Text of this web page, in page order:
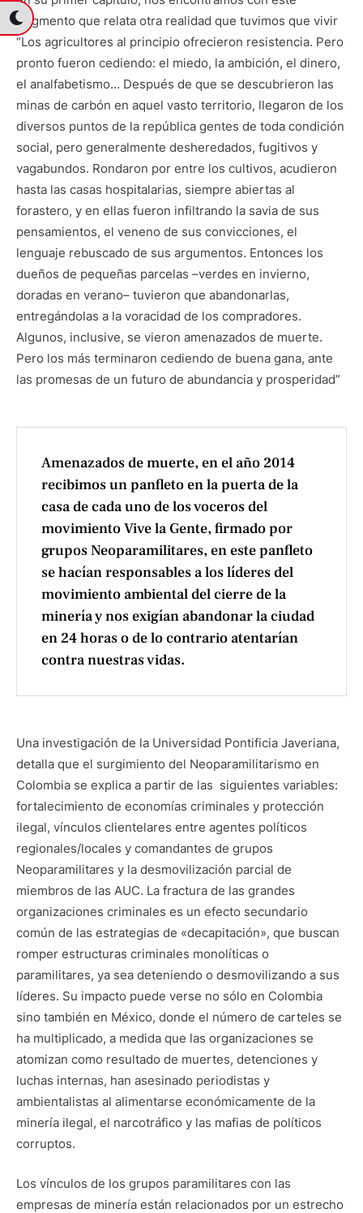
fragmento que relata otra realidad que tuvimos que vivir
“Los agricultores al principio ofrecieron resistencia. Pero
pronto fueron cediendo: el miedo, la ambición, el dinero,
el analfabetismo… Después de que se descubrieron las
minas de carbón en aquel vasto territorio, llegaron de los
diversos puntos de la república gentes de toda condición
social, pero generalmente desheredados, fugitivos y
vagabundos. Rondaron por entre los cultivos, acudieron
hasta las casas hospitalarias, siempre abiertas al
forastero, y en ellas fueron infiltrando la savia de sus
pensamientos, el veneno de sus convicciones, el
lenguaje rebuscado de sus argumentos. Entonces los
dueños de pequeñas parcelas –verdes en invierno,
doradas en verano– tuvieron que abandonarlas,
entregándolas a la voracidad de los compradores.
Algunos, inclusive, se vieron amenazados de muerte.
Pero los más terminaron cediendo de buena gana, ante
las promesas de un futuro de abundancia y prosperidad”
Amenazados de muerte, en el año 2014
recibimos un panfleto en la puerta de la
casa de cada uno de los voceros del
movimiento Vive la Gente, firmado por
grupos Neoparamilitares, en este panfleto
se hacían responsables a los líderes del
movimiento ambiental del cierre de la
minería y nos exigían abandonar la ciudad
en 24 horas o de lo contrario atentarían
contra nuestras vidas.
Una investigación de la Universidad Pontificia Javeriana,
detalla que el surgimiento del Neoparamilitarismo en
Colombia se explica a partir de las siguientes variables:
fortalecimiento de economías criminales y protección
ilegal, vínculos clientelares entre agentes políticos
regionales/locales y comandantes de grupos
Neoparamilitares y la desmovilización parcial de
miembros de las AUC. La fractura de las grandes
organizaciones criminales es un efecto secundario
común de las estrategias de «decapitación», que buscan
romper estructuras criminales monolíticas o
paramilitares, ya sea deteniendo o desmovilizando a sus
líderes. Su impacto puede verse no sólo en Colombia
sino también en México, donde el número de carteles se
ha multiplicado, a medida que las organizaciones se
atomizan como resultado de muertes, detenciones y
luchas internas, han asesinado periodistas y
ambientalistas al alimentarse económicamente de la
minería ilegal, el narcotráfico y las mafias de políticos
corruptos.
Los vínculos de los grupos paramilitares con las
empresas de minería están relacionados por un estrecho